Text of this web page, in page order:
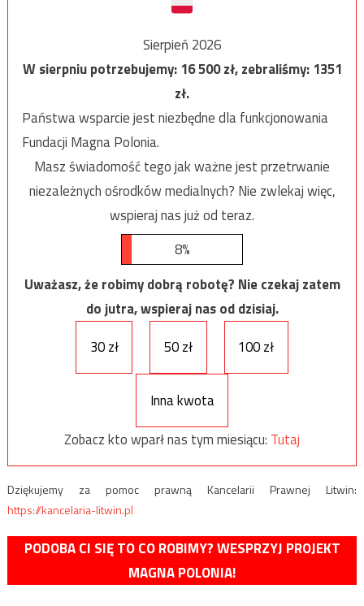
Sierpień 2026
W sierpniu potrzebujemy:16 500zł, zebraliśmy:1351
zł.
Państwa wsparcie jest niezbędne dla funkcjonowania
Fundacji Magna Polonia.
Masz świadomość tego jak ważne jest przetrwanie
niezależnych ośrodków medialnych? Nie zwlekaj więc,
wspieraj nas już od teraz.
8%
Uważasz, że robimy dobrą robotę? Nie czekaj zatem
do jutra, wspieraj nas od dzisiaj.
30 zł
50 zł 100 zł
Inna kwota
Zobacz kto wparł nas tym miesiącu: Tutaj
Dziękujemy za pomoc prawną Kancelarii Prawnej Litwin:
https://kancelaria-litwin.pl
PODOBA CI SIĘ TO CO ROBIMY? WESPRZYJ PROJEKT
MAGNA POLONIA!